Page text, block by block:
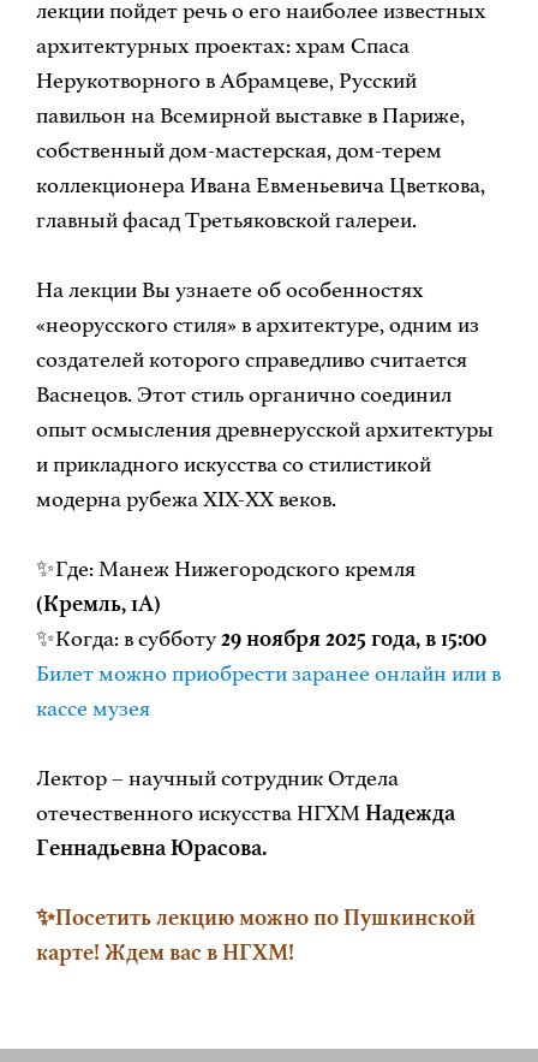
лекции пойдет речь о его наиболее известных
архитектурных проектах: храм Спаса
Нерукотворного в Абрамцеве, Русский
павильон на Всемирной выставке в Париже,
собственный дом-мастерская, дом-терем
коллекционера Ивана Евменьевича Цветкова,
главный фасад Третьяковской галереи.
На лекции Вы узнаете об особенностях
«неорусского стиля» в архитектуре, одним из
создателей которого справедливо считается
Васнецов. Этот стиль органично соединил
опыт осмысления древнерусской архитектуры
и прикладного искусства со стилистикой
модерна рубежа XIX-XX веков.
✨Где: Манеж Нижегородского кремля
(Кремль, 1А)
✨Когда: в субботу29 ноября 2025 года, в 15:00
Билет можно приобрести заранее онлайн или в
кассе музея
Лектор – научный сотрудник Отдела
отечественного искусства НГХМНадежда
Геннадьевна Юрасова.
✨Посетить лекцию можно по Пушкинской
карте! Ждем вас в НГХМ!